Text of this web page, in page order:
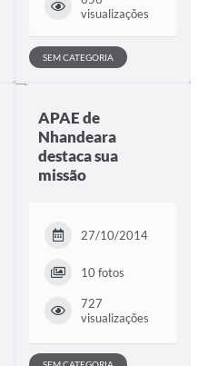
visualizações
SEM CATEGORIA
APAE de
Nhandeara
destaca sua
missão
27/10/2014
10 fotos
727
visualizações